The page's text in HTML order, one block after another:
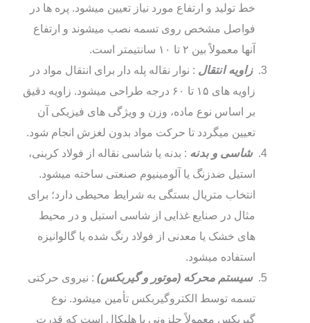
خط تولید و ارتفاع مورد نیاز تعیین میشود. پره‌ ها در
فواصل مشخص روی تسمه نصب میشوند و ارتفاع
آنها معمولاً بین ۲ تا ۱۰ سانتیمتر است.
زاویه انتقال : نوار نقاله پله‌ دار برای انتقال مواد در
زاویه‌ های ۱۵ تا ۶۰ درجه طراحی میشود. زاویه دقیق
بر اساس نوع ماده، وزن و ویژگی‌ های فیزیکی آن
تعیین میگردد تا حرکت مواد بدون لغزش انجام شود.
شاسی و بدنه : بدنه یا شاسی نقاله از فولاد کربنی،
استیل ضدزنگ یا آلومینیوم صنعتی ساخته میشود.
انتخاب متریال بستگی به شرایط محیطی دارد؛ برای
مثال در صنایع غذایی از شاسی استیل و در محیط‌
های خشک یا معدنی از فولاد رنگ‌ شده یا گالوانیزه
استفاده میشود.
سیستم محرکه (موتور و گیربکس) : نیروی حرکتی
تسمه توسط الکتروگیربکس تأمین میشود. نوع
گیربکس معمولاً حلزونی یا هلیکال است که قدرت